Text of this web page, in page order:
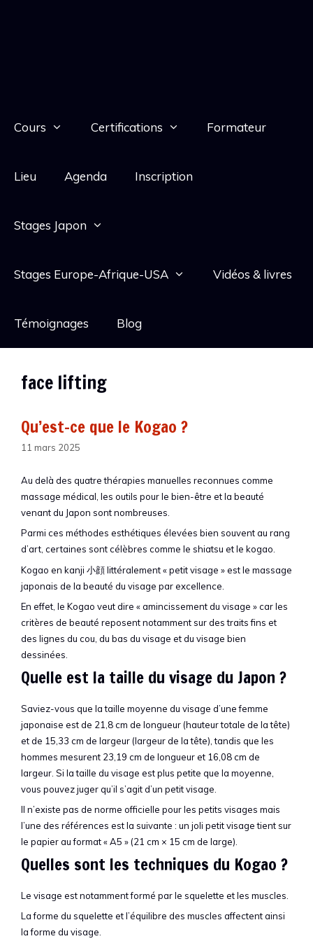
Cours Certifications Formateur
Lieu Agenda Inscription
Stages Japon
Stages Europe-Afrique-USA Vidéos & livres
Témoignages Blog
face lifting
Qu’est-ce que le Kogao ?
11 mars 2025
Au delà des quatre thérapies manuelles reconnues comme
massage médical, les outils pour le bien-être et la beauté
venant du Japon sont nombreuses.
Parmi ces méthodes esthétiques élevées bien souvent au rang
d’art, certaines sont célèbres comme le shiatsu et le kogao.
Kogao en kanji 小顔 littéralement « petit visage » est le massage
japonais de la beauté du visage par excellence.
En effet, le Kogao veut dire « amincissement du visage » car les
critères de beauté reposent notamment sur des traits fins et
des lignes du cou, du bas du visage et du visage bien
dessinées.
Quelle est la taille du visage du Japon ?
Saviez-vous que la taille moyenne du visage d’une femme
japonaise est de 21,8 cm de longueur (hauteur totale de la tête)
et de 15,33 cm de largeur (largeur de la tête), tandis que les
hommes mesurent 23,19 cm de longueur et 16,08 cm de
largeur. Si la taille du visage est plus petite que la moyenne,
vous pouvez juger qu’il s’agit d’un petit visage.
Il n’existe pas de norme officielle pour les petits visages mais
l’une des références est la suivante : un joli petit visage tient sur
le papier au format « A5 » (21 cm × 15 cm de large).
Quelles sont les techniques du Kogao ?
Le visage est notamment formé par le squelette et les muscles.
La forme du squelette et l’équilibre des muscles affectent ainsi
la forme du visage.